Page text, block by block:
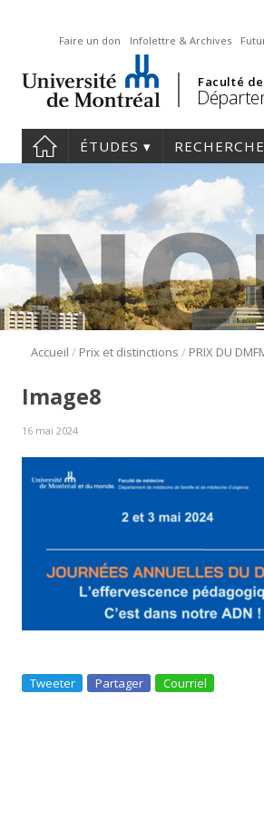
Faire un don Infolettre & Archives
Faculté
ÉTUDES RECHERCHE
Accueil / Prix et distinctions / PRIX DU
Image8
16 mai 2024
Tweeter Partager Courriel